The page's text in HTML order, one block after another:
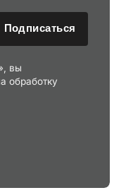
Подписаться
вы
обработку